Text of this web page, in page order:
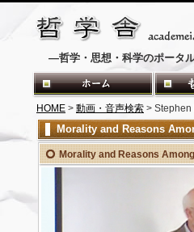
―哲学・思想・科学のポータ
HOME > 動画・音声検索 >
Morality and Reasons
Morality and Reasons